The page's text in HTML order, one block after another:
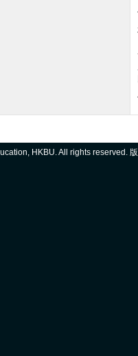
HKBU. All rights reserved.